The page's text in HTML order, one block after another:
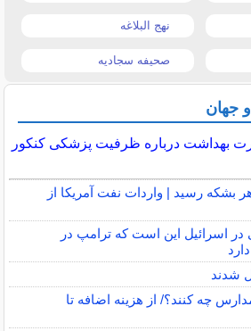
نهج البلاغه
صحیفه سجادیه
و جهان
بهداشت درباره ظرفیت پزشکی کنکور
۸۳ دلار در هر بشکه رسید | واردات نفت آمریکا از
در اسرائیل این است که ترامپ در
شدند
چه کنند؟/ از هزینه اضافه تا